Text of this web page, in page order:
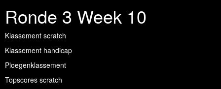
Ronde 3 Week 10
Klassement scratch
Klassement handicap
Ploegenklassement
Topscores scratch